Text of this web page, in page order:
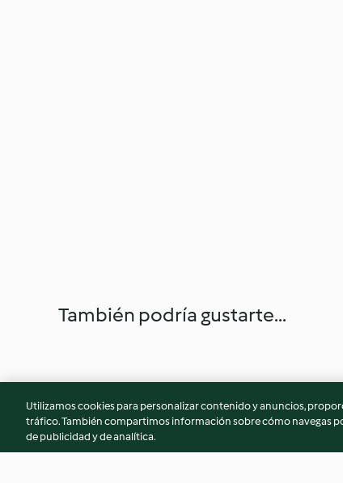
También podría gustarte...
Utilizamos cookies para personalizar contenido y anuncios,
tráfico. También compartimos información sobre cómo navegas
de publicidad y de analítica.